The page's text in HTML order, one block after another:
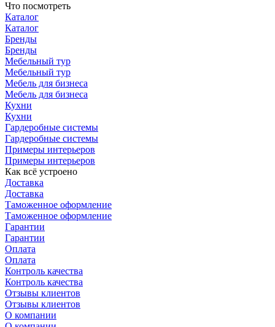
Что посмотреть
Каталог
Каталог
Бренды
Бренды
Мебельный тур
Мебельный тур
Мебель для бизнеса
Мебель для бизнеса
Кухни
Кухни
Гардеробные системы
Гардеробные системы
Примеры интерьеров
Примеры интерьеров
Как всё устроено
Доставка
Доставка
Таможенное оформление
Таможенное оформление
Гарантии
Гарантии
Оплата
Оплата
Контроль качества
Контроль качества
Отзывы клиентов
Отзывы клиентов
О компании